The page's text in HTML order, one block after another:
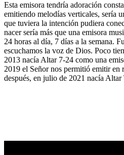
Esta emisora tendría adoración
emitiendo melodías verticales, sería
que tuviera la intención pudiera
nacer sería más que una emisora
24 horas al día, 7 días a la semana.
escuchamos la voz de Dios. Poco
2013 nacía Altar 7-24 como una
2019 el Señor nos permitió emitir en
después, en julio de 2021 nacía Altar